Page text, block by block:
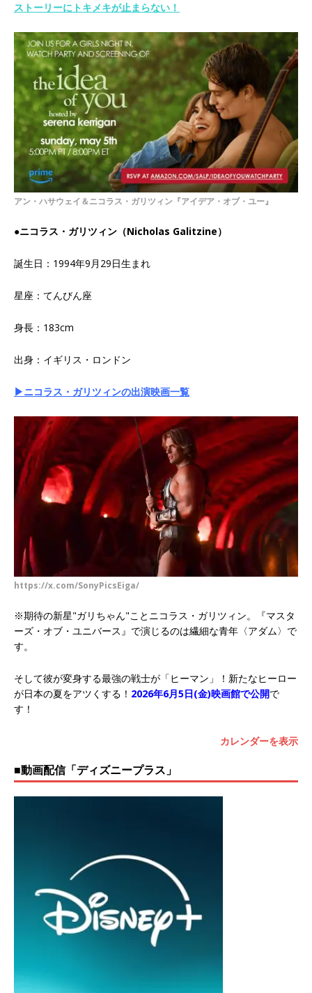
ストーリーにトキメキが止まらない！
アン・ハサウェイ＆ニコラス・ガリツィン『アイデア・オブ・ユー』
●ニコラス・ガリツィン（Nicholas Galitzine）
誕生日：1994年9月29日生まれ
星座：てんびん座
身長：183cm
出身：イギリス・ロンドン
▶ニコラス・ガリツィンの出演映画一覧
https://x.com/SonyPicsEiga/
※期待の新星"ガリちゃん"ことニコラス・ガリツィン。『マスタ
ーズ・オブ・ユニバース』で演じるのは繊細な青年〈アダム〉で
す。
そして彼が変身する最強の戦士が「ヒーマン」！新たなヒーロー
が日本の夏をアツくする！ 2026年6月5日(金)映画館で公開で
す！
カレンダーを表示
■動画配信「ディズニープラス」